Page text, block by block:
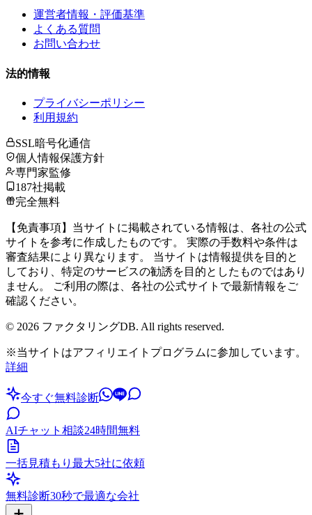
運営者情報・評価基準
よくある質問
お問い合わせ
法的情報
プライバシーポリシー
利用規約
SSL暗号化通信
個人情報保護方針
専門家監修
187社掲載
完全無料
【免責事項】当サイトに掲載されている情報は、各社の公式
サイトを参考に作成したものです。 実際の手数料や条件は
審査結果により異なります。 当サイトは情報提供を目的と
しており、特定のサービスの勧誘を目的としたものではあり
ません。 ご利用の際は、各社の公式サイトで最新情報をご
確認ください。
© 2026 ファクタリングDB. All rights reserved.
※当サイトはアフィリエイトプログラムに参加しています。
詳細
今すぐ無料診断
AIチャット相談24時間無料
一括見積もり 最大5社に依頼
無料診断30秒で最適な会社